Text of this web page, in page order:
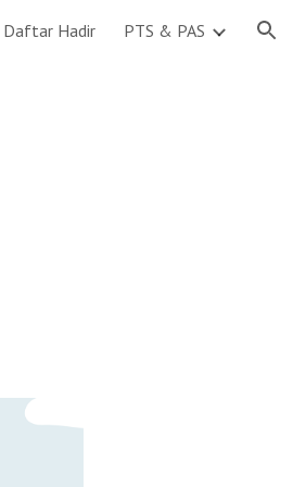
Daftar Hadir PTS & PAS